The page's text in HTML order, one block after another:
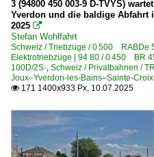
Vaud | Waadtland
Strecken
Triebzüge
3 (94800 450 003-9 D-TVYS)
Yverdon und die baldige Abfahrt
2025 
Stefan Wohlfahrt
Schweiz / Triebzüge / 0 500
Elektrotriebzüge | 94 80 / 0 450 BR
100D/2S· Schweiz / Privatbahnen /
Joux–Yverdon-les-Bains–Sainte-
 171 1400x933 Px, 10.07.2025